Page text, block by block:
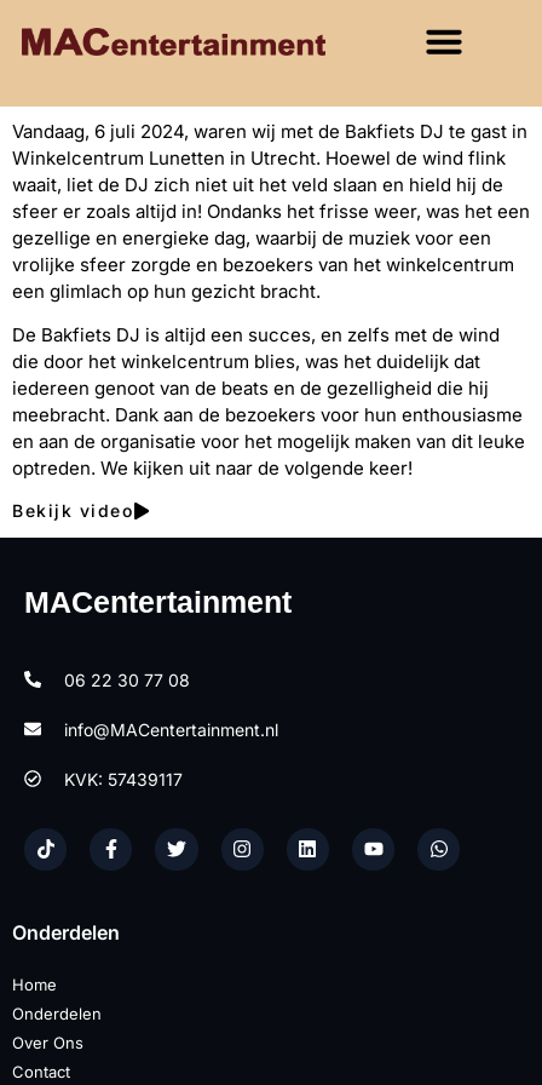
Vandaag, 6 juli 2024, waren wij met de Bakfiets DJ te gast in
Winkelcentrum Lunetten in Utrecht. Hoewel de wind flink
waait, liet de DJ zich niet uit het veld slaan en hield hij de
sfeer er zoals altijd in! Ondanks het frisse weer, was het een
gezellige en energieke dag, waarbij de muziek voor een
vrolijke sfeer zorgde en bezoekers van het winkelcentrum
een glimlach op hun gezicht bracht.
De Bakfiets DJ is altijd een succes, en zelfs met de wind
die door het winkelcentrum blies, was het duidelijk dat
iedereen genoot van de beats en de gezelligheid die hij
meebracht. Dank aan de bezoekers voor hun enthousiasme
en aan de organisatie voor het mogelijk maken van dit leuke
optreden. We kijken uit naar de volgende keer!
Bekijk video
MACentertainment
06 22 30 77 08
info@MACentertainment.nl
KVK: 57439117
Onderdelen
Home
Onderdelen
Over Ons
Contact